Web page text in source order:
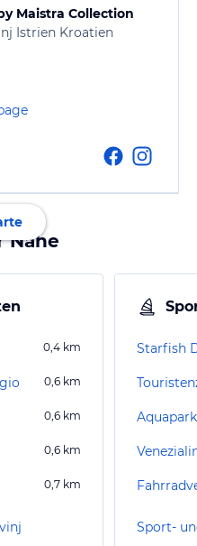
Maistra Collection
Istrien Kroatien
Nähe
0,4 km
0,6 km
0,6 km
0,6 km
0,7 km
Starfish
Sport-